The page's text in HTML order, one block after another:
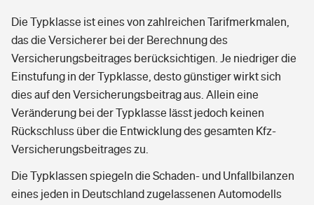
Die Typklasse ist eines von zahlreichen Tarifmerkmalen,
das die Versicherer bei der Berechnung des
Versicherungsbeitrages berücksichtigen. Je niedriger die
Einstufung in der Typklasse, desto günstiger wirkt sich
dies auf den Versicherungsbeitrag aus. Allein eine
Veränderung bei der Typklasse lässt jedoch keinen
Rückschluss über die Entwicklung des gesamten Kfz-
Versicherungsbeitrages zu.
Die Typklassen spiegeln die Schaden- und Unfallbilanzen
eines jeden in Deutschland zugelassenen Automodells